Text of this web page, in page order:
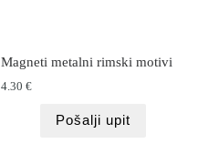
Magneti metalni rimski motivi
4.30€
Pošalji upit